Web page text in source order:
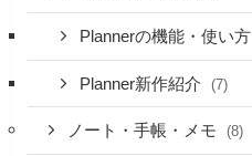
Plannerの機能・使い方
Planner新作紹介 (7)
ノート・手帳・メモ (8)